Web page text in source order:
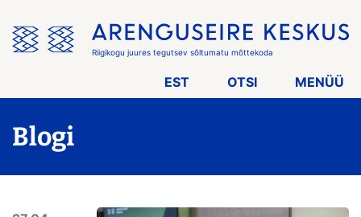
menüü
vahele
Riigikogu juures tegutsev sõltumatu mõttekoda
EST OTSI MENÜÜ
Blogi